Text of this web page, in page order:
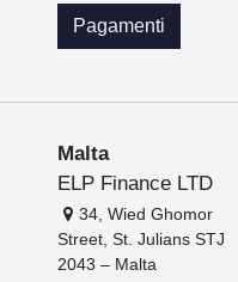
Pagamenti
Malta
ELP Finance LTD
34, Wied Ghomor
Street, St. Julians STJ
2043 – Malta